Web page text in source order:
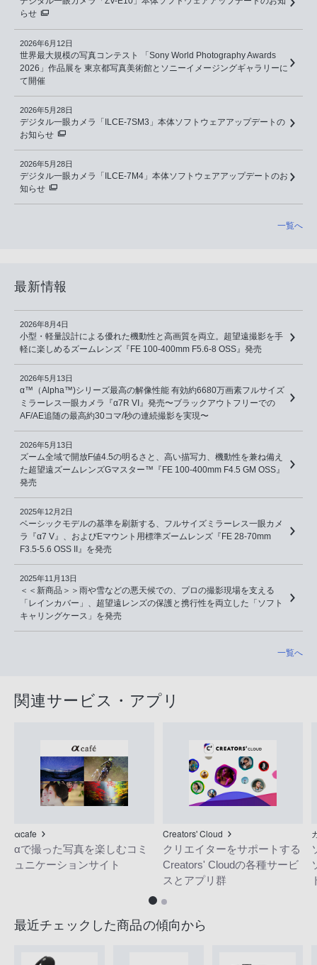
らせ
2026年6月12日
世界最大規模の写真コンテスト 「Sony World Photography Awards
2026」作品展を 東京都写真美術館とソニーイメージングギャラリーに
て開催
2026年5月28日
デジタル一眼カメラ「ILCE-7SM3」本体ソフトウェアアップデートの
お知らせ
2026年5月28日
デジタル一眼カメラ「ILCE-7M4」本体ソフトウェアアップデートのお
知らせ
一覧へ
最新情報
2026年8月4日
小型・軽量設計による優れた機動性と高画質を両立。超望遠撮影を手
軽に楽しめるズームレンズ『FE 100-400mm F5.6-8 OSS』発売
2026年5月13日
α™（Alpha™)シリーズ最高の解像性能 有効約6680万画素フルサイズ
ミラーレス一眼カメラ『α7R VI』発売〜ブラックアウトフリーでの
AF/AE追随の最高約30コマ/秒の連続撮影を実現〜
2026年5月13日
ズーム全域で開放F値4.5の明るさと、高い描写力、機動性を兼ね備え
た超望遠ズームレンズGマスター™『FE 100-400mm F4.5 GM OSS』
発売
2025年12月2日
ベーシックモデルの基準を刷新する、フルサイズミラーレス一眼カメ
ラ『α7 V』、およびEマウント用標準ズームレンズ『FE 28-70mm
F3.5-5.6 OSS II』を発売
2025年11月13日
＜＜新商品＞＞雨や雪などの悪天候での、プロの撮影現場を支える
「レインカバー」、超望遠レンズの保護と携行性を両立した「ソフト
キャリングケース」を発売
一覧へ
関連サービス・アプリ
αcafe
αで撮った写真を楽しむコミ
ュニケーションサイト
Creators' Cloud
クリエイターをサポートする
Creators' Cloudの各種サービ
スとアプリ群
最近チェックした商品の傾向から